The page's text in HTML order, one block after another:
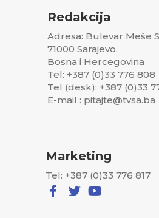
Redakcija
Adresa: Bulevar Meše
71000 Sarajevo,
Bosna i Hercegovina
Tel: +387 (0)33 776 808
Tel (desk): +387 (0)33
E-mail : pitajte@tvsa.ba
Marketing
Tel: +387 (0)33 776 817